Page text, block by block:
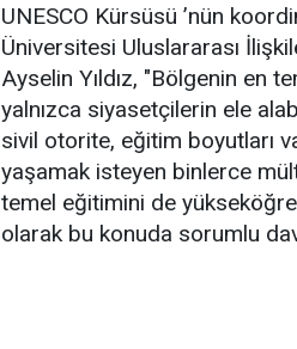
UNESCO Kürsüsü ’nün
Üniversitesi Uluslararası
Ayselin Yıldız, "Bölgenin en
yalnızca siyasetçilerin ele
sivil otorite, eğitim boyutları
yaşamak isteyen binlerce
temel eğitimini de
olarak bu konuda sorumlu